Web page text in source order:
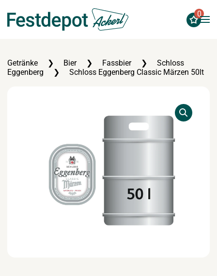
Zum Hauptinhalt springen
0
Getränke Bier Fassbier
Schloss
Eggenberg
Schloss Eggenberg Classic Märzen 50lt